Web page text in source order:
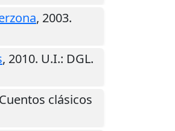
, 2003.
, 2010. U.I.: DGL.
clásicos